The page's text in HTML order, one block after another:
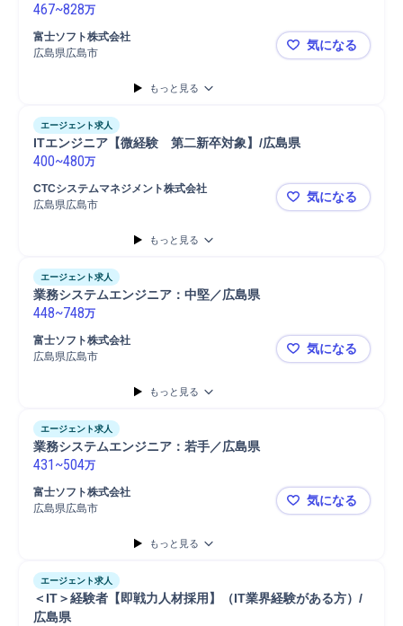
467~828万
富士ソフト株式会社
広島県広島市
業務システ
気になる
もっと見る
エージェント求人
ITエンジニア【微経験　第二新卒対象】/広島県
400~480万
CTCシステムマネジメント株式会社
広島県広島市
ITエンジニ
気になる
もっと見る
エージェント求人
業務システムエンジニア：中堅／広島県
448~748万
富士ソフト株式会社
広島県広島市
業務システ
気になる
もっと見る
エージェント求人
業務システムエンジニア：若手／広島県
431 ~504万
富士ソフト株式会社
広島県広島市
業務システ
気になる
もっと見る
エージェント求人
＜IT＞経験者【即戦力人材採用】（IT業界経験がある方）/
広島県